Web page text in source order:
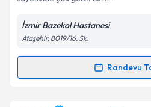
Kişisel verilerimin
Metni'ni okudum ve
kapsamda işlenmesini
İzmir Bazekol Hastanesi
Ataşehir, 8019/16. Sk.
Randevu
Randevu Takvimi